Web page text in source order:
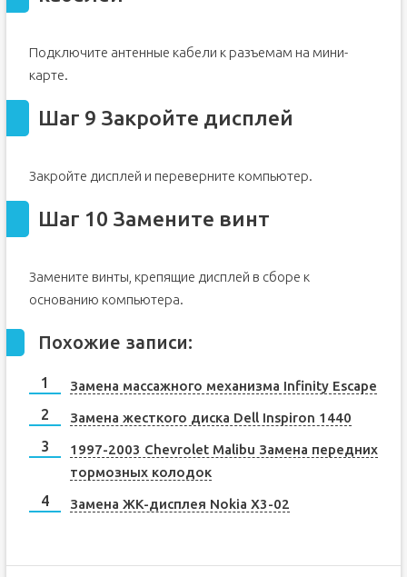
Подключите антенные кабели к разъемам на мини-
карте.
Шаг 9 Закройте дисплей
Закройте дисплей и переверните компьютер.
Шаг 10 Замените винт
Замените винты, крепящие дисплей в сборе к
основанию компьютера.
Похожие записи:
Замена массажного механизма Infinity Escape
Замена жесткого диска Dell Inspiron 1440
1997-2003 Chevrolet Malibu Замена передних
тормозных колодок
Замена ЖК-дисплея Nokia X3-02